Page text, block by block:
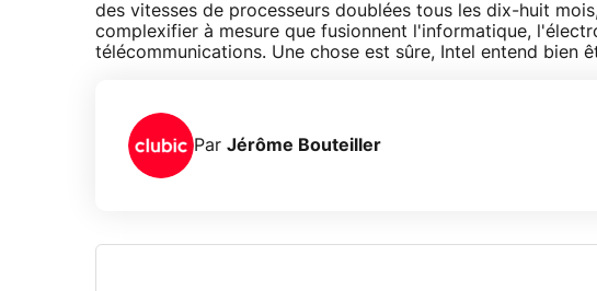
des vitesses de processeurs doublées tous les dix-huit
complexifier à mesure que fusionnent l'informatique,
télécommunications. Une chose est sûre, Intel entend bien
Par Jérôme Bouteiller